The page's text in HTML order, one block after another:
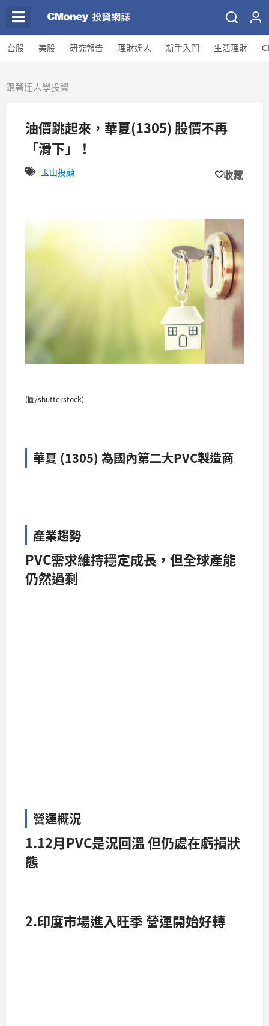
台股 美股 研究報告 理財達人 新手入門 生活理財
跟著達人學投資
油價跳起來，華夏(1305) 股價不再
「滑下」！
玉山投顧 收藏
(圖/shutterstock)
華夏 (1305) 為國內第二大PVC製造商
產業趨勢
PVC需求維持穩定成長，但全球產能
仍然過剩
營運概況
1.12月PVC是況回溫 但仍處在虧損狀
態
2.印度市場進入旺季 營運開始好轉